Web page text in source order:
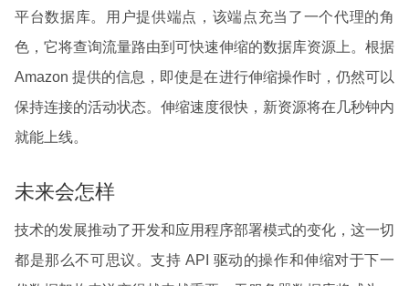
平台数据库。用户提供端点，该端点充当了一个代理的角
色，它将查询流量路由到可快速伸缩的数据库资源上。根据
Amazon 提供的信息，即使是在进行伸缩操作时，仍然可以
保持连接的活动状态。伸缩速度很快，新资源将在几秒钟内
就能上线。
未来会怎样
技术的发展推动了开发和应用程序部署模式的变化，这一切
都是那么不可思议。支持 API 驱动的操作和伸缩对于下一